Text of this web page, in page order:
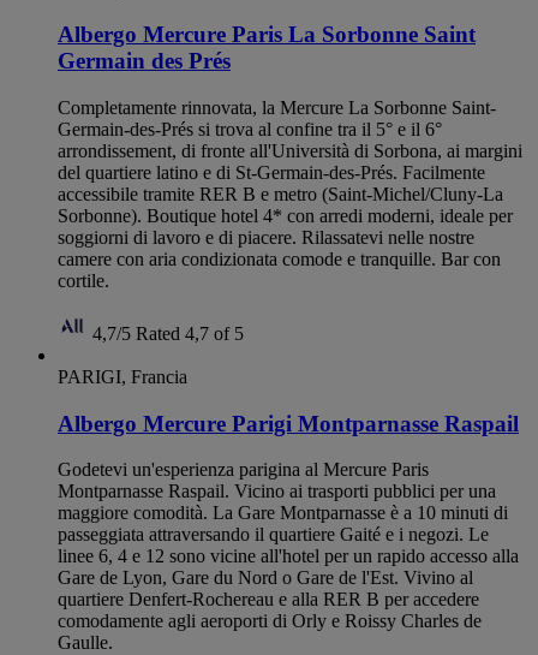
Albergo Mercure Paris La Sorbonne Saint
Germain des Prés
Completamente rinnovata, la Mercure La Sorbonne Saint-
Germain-des-Prés si trova al confine tra il 5° e il 6°
arrondissement, di fronte all'Università di Sorbona, ai margini
del quartiere latino e di St-Germain-des-Prés. Facilmente
accessibile tramite RER B e metro (Saint-Michel/Cluny-La
Sorbonne). Boutique hotel 4* con arredi moderni, ideale per
soggiorni di lavoro e di piacere. Rilassatevi nelle nostre
camere con aria condizionata comode e tranquille. Bar con
cortile.
4,7/5 Rated 4,7 of 5
PARIGI, Francia
Albergo Mercure Parigi Montparnasse Raspail
Godetevi un'esperienza parigina al Mercure Paris
Montparnasse Raspail. Vicino ai trasporti pubblici per una
maggiore comodità. La Gare Montparnasse è a 10 minuti di
passeggiata attraversando il quartiere Gaité e i negozi. Le
linee 6, 4 e 12 sono vicine all'hotel per un rapido accesso alla
Gare de Lyon, Gare du Nord o Gare de l'Est. Vivino al
quartiere Denfert-Rochereau e alla RER B per accedere
comodamente agli aeroporti di Orly e Roissy Charles de
Gaulle.